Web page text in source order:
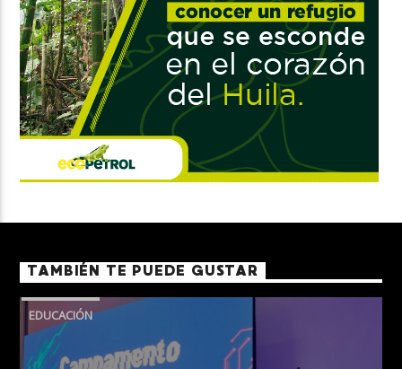
TAMBIÉN TE PUEDE GUSTAR
EDUCACIÓN